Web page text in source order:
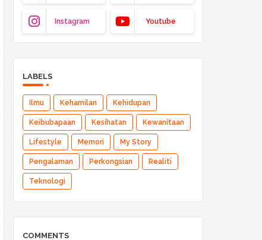
Instagram Youtube
LABELS
Ilmu Kehamilan Kehidupan
Keibubapaan Kesihatan Kewanitaan
Lifestyle Memori My Story
Pengalaman Perkongsian Realiti
Teknologi
COMMENTS